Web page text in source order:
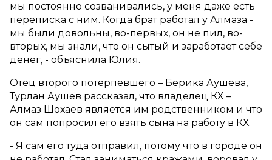
мы постоянно созванивались, у меня даже есть
переписка с ним. Когда брат работал у Алмаза -
мы были довольны, во-первых, он не пил, во-
вторых, мы знали, что он сытый и заработает себе
денег, - объяснила Юлия.
Отец второго потерпевшего – Берика Аушева,
Турлан Аушев рассказал, что владелец КХ –
Алмаз Шохаев является им родственником и что
он сам попросил его взять сына на работу в КХ.
- Я сам его туда отправил, потому что в городе он